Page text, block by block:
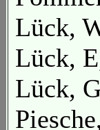
Lück,
Lück,
Lück,